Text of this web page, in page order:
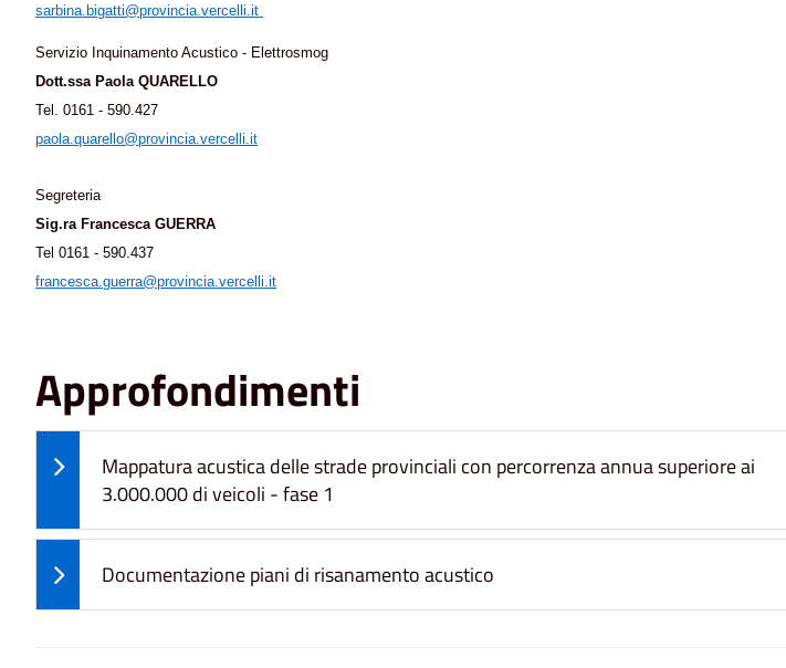
sarbina.bigatti@provincia.vercelli.it
Servizio Inquinamento Acustico - Elettrosmog
Dott.ssa Paola QUARELLO
Tel. 0161 - 590.427
paola.quarello@provincia.vercelli.it
Segreteria
Sig.ra Francesca GUERRA
Tel 0161 - 590.437
francesca.guerra@provincia.vercelli.it
Approfondimenti
Mappatura acustica delle strade provinciali con percorrenza annua superiore ai
3.000.000 di veicoli - fase 1
Documentazione piani di risanamento acustico